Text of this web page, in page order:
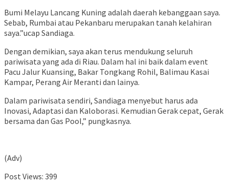
Bumi Melayu Lancang Kuning adalah daerah kebanggaan saya.
Sebab, Rumbai atau Pekanbaru merupakan tanah kelahiran
saya.”ucap Sandiaga.
Dengan demikian, saya akan terus mendukung seluruh
pariwisata yang ada di Riau. Dalam hal ini baik dalam event
Pacu Jalur Kuansing, Bakar Tongkang Rohil, Balimau Kasai
Kampar, Perang Air Meranti dan lainya.
Dalam pariwisata sendiri, Sandiaga menyebut harus ada
Inovasi, Adaptasi dan Kaloborasi. Kemudian Gerak cepat, Gerak
bersama dan Gas Pool,” pungkasnya.
(Adv)
Post Views: 399